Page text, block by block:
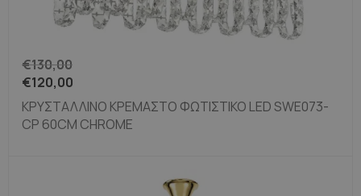
€130,00
€120,00
ΚΡΥΣΤΆΛΛΙΝΟ ΚΡΕΜΑΣΤΌ ΦΩΤΙΣΤΙΚΌ LED SWE073-
CP 60CM CHROME